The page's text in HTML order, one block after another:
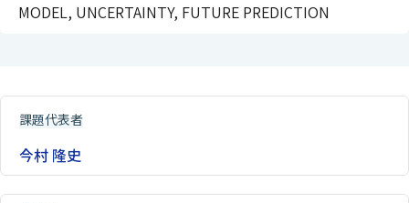
MODEL, UNCERTAINTY, FUTURE PREDICTION
課題代表者
今村 隆史